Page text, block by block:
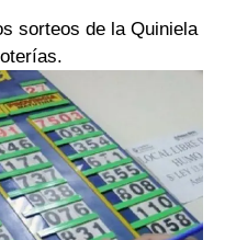
sorteos de la Quiniela